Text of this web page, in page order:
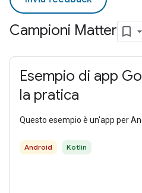
Campioni Matter
Esempio di app
la pratica
Questo esempio è un'app per
Android Kotlin